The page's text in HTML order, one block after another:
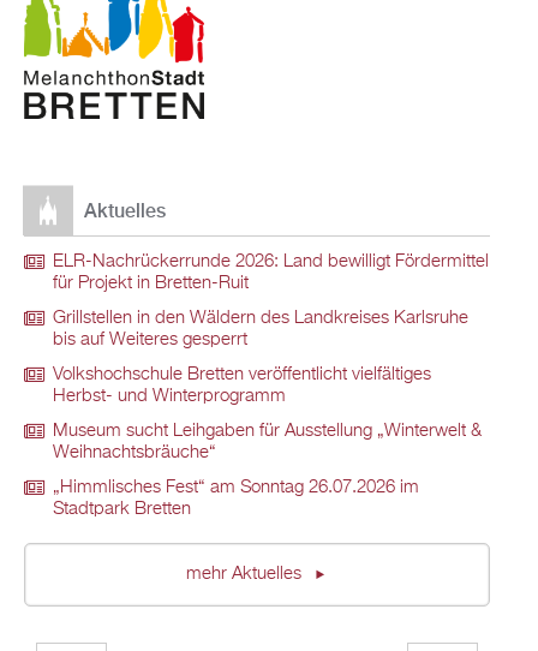
Aktuelles
ELR-Nachrückerrunde 2026: Land bewilligt Fördermittel
für Projekt in Bretten-Ruit
Grillstellen in den Wäldern des Landkreises Karlsruhe
bis auf Weiteres gesperrt
Volkshochschule Bretten veröffentlicht vielfältiges
Herbst- und Winterprogramm
Museum sucht Leihgaben für Ausstellung „Winterwelt &
Weihnachtsbräuche“
„Himmlisches Fest“ am Sonntag 26.07.2026 im
Stadtpark Bretten
mehr Aktuelles